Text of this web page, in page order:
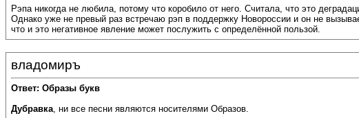
Рэпа никогда не любила, потому что коробило от него. Считала, что это
Однако уже не превый раз встречаю рэп в поддержку Новороссии и он не
что и это негативное явление может послужить с определённой пользой.
владомиръ
Ответ: Образы букв
Дубравка, ни все песни являются носителями Образов.